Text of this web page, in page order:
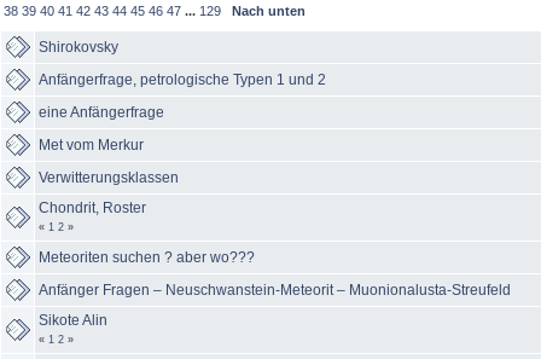
38 39 40 41 42 43 44 45 46 47 ... 129 Nach unten
Shirokovsky
Anfängerfrage, petrologische Typen 1 und 2
eine Anfängerfrage
Met vom Merkur
Verwitterungsklassen
Chondrit, Roster
« 1 2 »
Meteoriten suchen ? aber wo???
Anfänger Fragen – Neuschwanstein-Meteorit – Muonionalusta-Streufeld
Sikote Alin
« 1 2 »